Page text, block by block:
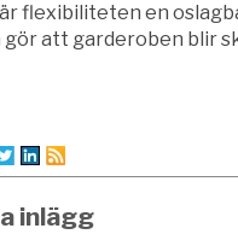
flexibiliteten en
gör att garderoben blir
inlägg